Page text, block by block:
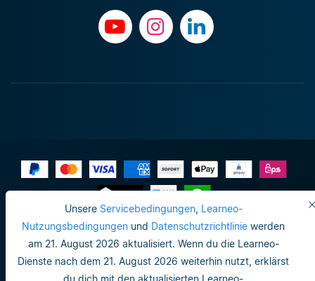
Unsere Servicebedingungen, Learneo-
Nutzungsbedingungen und Datenschutzrichtlinie werden
am 21. August 2026 aktualisiert. Wenn du die Learneo-
Dienste nach dem 21. August 2026 weiterhin nutzt, erklärst
du dich mit den aktualisierten Learneo-
Impressum
Datenschutzrichtlinie
Do not sell or share my personal info